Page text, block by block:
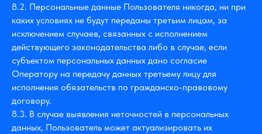
8.2. Персональные данные Пользователя никогда, ни при
каких условиях не будут переданы третьим лицам, за
исключением случаев, связанных с исполнением
действующего законодательства либо в случае, если
субъектом персональных данных дано согласие
Оператору на передачу данных третьему лицу для
исполнения обязательств по гражданско-правовому
договору.
8.3. В случае выявления неточностей в персональных
данных, Пользователь может актуализировать их